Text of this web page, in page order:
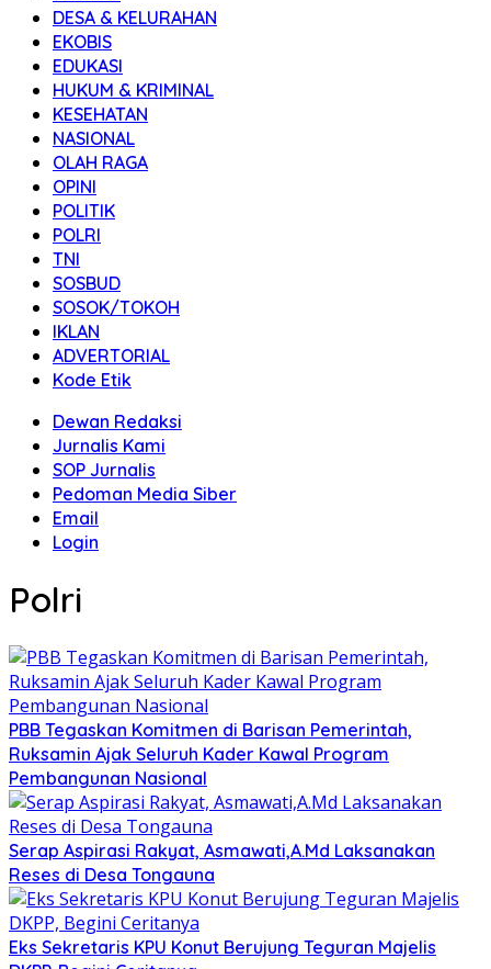
DESA & KELURAHAN
EKOBIS
EDUKASI
HUKUM & KRIMINAL
KESEHATAN
NASIONAL
OLAH RAGA
OPINI
POLITIK
POLRI
TNI
SOSBUD
SOSOK/TOKOH
IKLAN
ADVERTORIAL
Kode Etik
Dewan Redaksi
Jurnalis Kami
SOP Jurnalis
Pedoman Media Siber
Email
Login
Polri
PBB Tegaskan Komitmen di Barisan Pemerintah,
Ruksamin Ajak Seluruh Kader Kawal Program
Pembangunan Nasional
Serap Aspirasi Rakyat, Asmawati,A.Md Laksanakan
Reses di Desa Tongauna
Eks Sekretaris KPU Konut Berujung Teguran Majelis